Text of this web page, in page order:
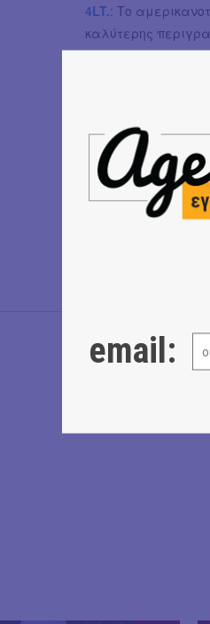
4LT.: Το
καλύτερης
εξωστρέφεια στις
Τη συναυλία θα
in a Cone ,
Slitherum) που
πάνω σε
τις ζωντανές του
και αποτελώντας
email: